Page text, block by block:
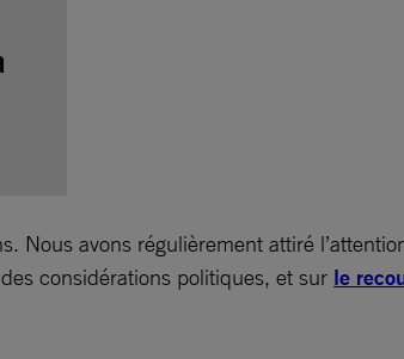
avons régulièrement attiré
considérations politiques, et sur le